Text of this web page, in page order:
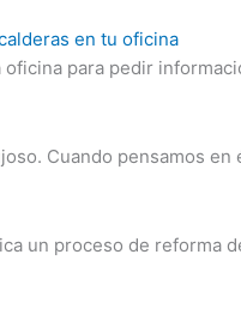
en tu oficina
para pedir
Cuando pensamos
un proceso de